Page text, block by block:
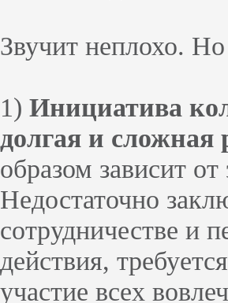
Звучит неплохо. Но
1) Инициатива
долгая и сложная
образом зависит
Недостаточно
сотрудничестве и
действия,
участие всех